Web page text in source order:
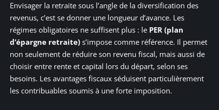
Envisager la retraite sous l’angle de la diversification des
revenus, c’est se donner une longueur d’avance. Les
régimes obligatoires ne suffisent plus : le PER (plan
d’épargne retraite) s’impose comme référence. Il permet
non seulement de réduire son revenu fiscal, mais aussi de
choisir entre rente et capital lors du départ, selon ses
besoins. Les avantages fiscaux séduisent particulièrement
les contribuables soumis à une forte imposition.